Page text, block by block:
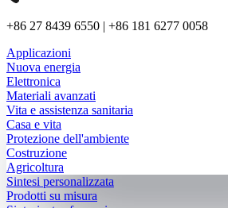
+86 27 8439 6550 | +86 181 6277 0058
Applicazioni
Nuova energia
Elettronica
Materiali avanzati
Vita e assistenza sanitaria
Casa e vita
Protezione dell'ambiente
Costruzione
Agricoltura
Sintesi personalizzata
Prodotti su misura